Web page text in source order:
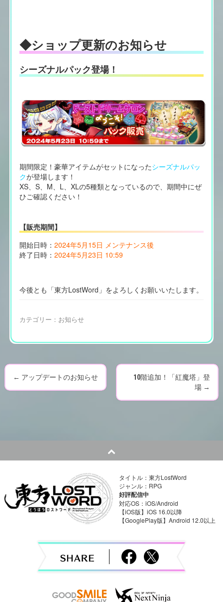
◆ショップ更新のお知らせ
シーズナルパック登場！
期間限定！豪華アイテムがセットになったシーズナルパッ
クが登場します！
XS、S、M、L、XLの5種類となっているので、期間中にぜ
ひご確認ください！
【販売期間】
開始日時： 2024年5月15日 メンテナンス後
終了日時： 2024年5月23日 10:59
今後とも「東方LostWord」をよろしくお願いいたします。
カテゴリー： お知らせ
P
a
v
← アップデートのお知らせ
10階追加！「紅魔塔」登
場 →
タイトル：東方LostWord
ジャンル：RPG
好評配信中
対応OS：iOS/Android
【iOS版】iOS 16.0以降
【GooglePlay版】Android 12.0以上